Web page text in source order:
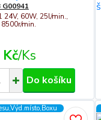
24V, 60W, 25l/min.,
min.
/Ks
Do košíku